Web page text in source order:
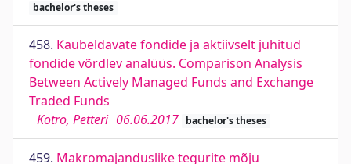
bachelor's theses
458. Kaubeldavate fondide ja aktiivselt juhitud
fondide võrdlev analüüs. Comparison Analysis
Between Actively Managed Funds and Exchange
Traded Funds
Kotro, Petteri 06.06.2017 bachelor's theses
459. Makromajanduslike tegurite mõju